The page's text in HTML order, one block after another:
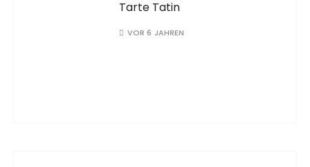
Tarte Tatin
VOR 6 JAHREN